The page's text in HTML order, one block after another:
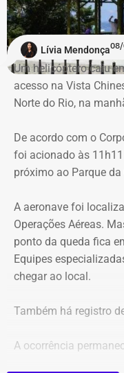
em combate a
mobilizados.
Para dar apoio às
ICMBio informou que
Estrada da Vista
Vista Chinesa, foi
Lívia Mendonça
Um helicóptero caiu
acesso na Vista
Norte do Rio, na
De acordo com o
foi acionado às
próximo ao Parque da
A aeronave foi
Operações Aéreas.
ponto da queda fica
Equipes
chegar ao local.
Também há registro
A ocorrência